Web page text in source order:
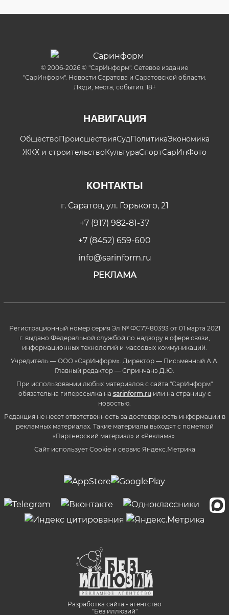
© 2006-2026 © "СарИнформ". Сетевое издание
"СарИнформ". Новости Саратова и Саратовской области.
Люди, места, события. 18+
НАВИГАЦИЯ
ОбществоПроисшествияСудПолитикаЭкономика
ЖКХ и строительствоКультураСпортСарИнФото
КОНТАКТЫ
г. Саратов, ул. Горького, 21
+7 (917) 982-81-37
+7 (8452) 659-600
info@sarinform.ru
РЕКЛАМА
Регистрационный номер серия Эл № ФС77-80393 от 01 марта 2021
г. выдано Федеральной службой по надзору в сфере связи,
информационных технологий и массовых коммуникаций.
Учредитель — ООО «СарИнформ». Директор — Письменный А.А.
Главный редактор — Спринчанэ Д.Ю.
При использовании любых материалов с сайта "СарИнформ"
обязательна гиперссылка на sarinform.ruили на страницу с
новостью.
Редакция не несет ответственность за достоверность информации в
рекламных материалах. Такие материалы выходят с пометкой
«Партнёрский материал» и «Реклама».
Сайт использует Cookie и сервиc Яндекс.Метрика
Разработка сайта - агентство
"Без иллюзий"